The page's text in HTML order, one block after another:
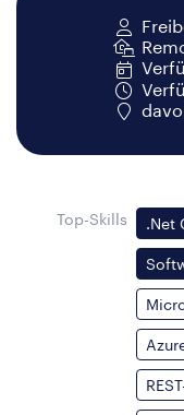
Top-Skills .Net